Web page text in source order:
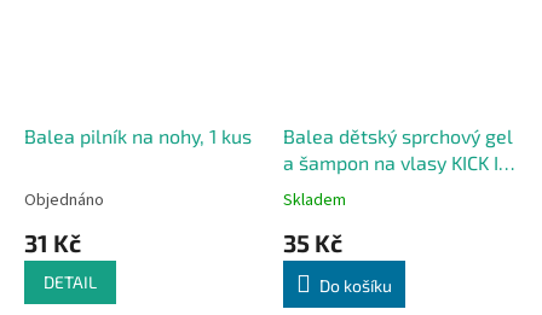
Balea pilník na nohy, 1 kus
Objednáno
31 Kč
DETAIL
Balea dětský sprchový gel
a šampon na vlasy KICK IT
4 v 1, 300 ml
Skladem
35 Kč
Do košíku